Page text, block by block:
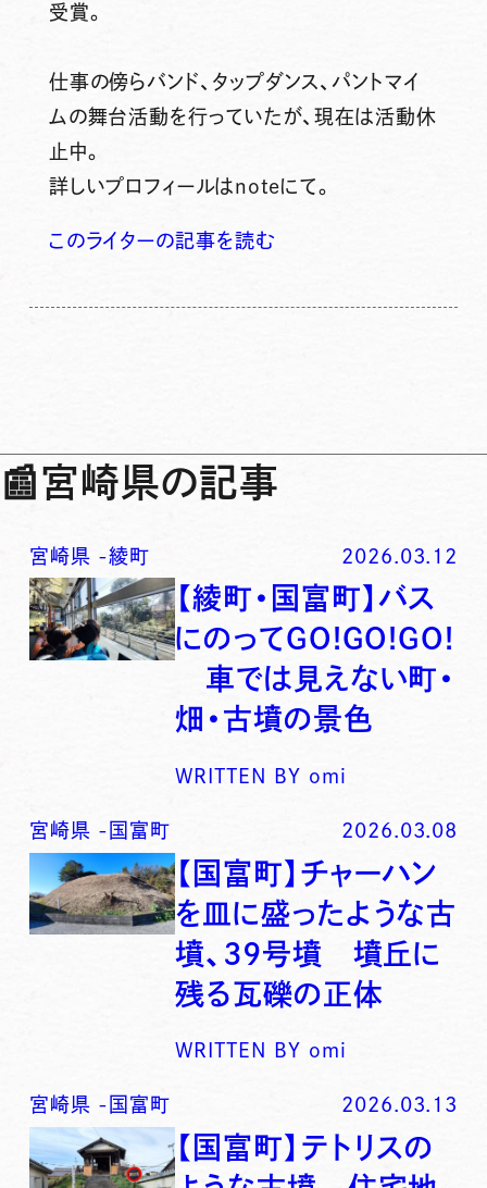
受賞。
仕事の傍らバンド、タップダンス、パントマイ
ムの舞台活動を行っていたが、現在は活動休
止中。
詳しいプロフィールはnoteにて。
このライターの記事を読む
📰宮崎県の記事
宮崎県 -綾町 2026.03.12
【綾町・国富町】バス
にのってGO!GO!GO!
車では見えない町・
畑・古墳の景色
WRITTEN BY omi
宮崎県 - 国富町 2026.03.08
【国富町】チャーハン
を皿に盛ったような古
墳、39号墳 墳丘に
残る瓦礫の正体
WRITTEN BY omi
宮崎県 - 国富町 2026.03.13
【国富町】テトリスの